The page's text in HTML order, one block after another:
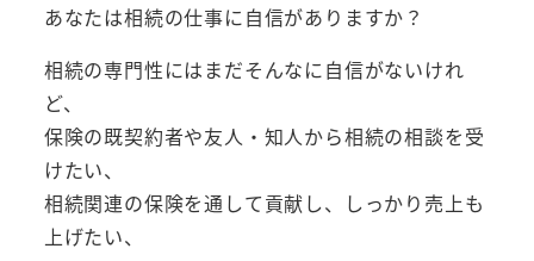
あなたは相続の仕事に自信がありますか？
相続の専門性にはまだそんなに自信がないけれ
ど、
保険の既契約者や友人・知人から相続の相談を受
けたい、
相続関連の保険を通して貢献し、しっかり売上も
上げたい、